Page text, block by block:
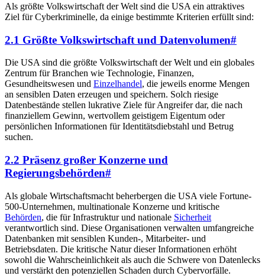
Als größte Volkswirtschaft der Welt sind die USA ein attraktives
Ziel für Cyberkriminelle, da einige bestimmte Kriterien erfüllt sind:
2.1 Größte Volkswirtschaft und Datenvolumen#
Die USA sind die größte Volkswirtschaft der Welt und ein globales
Zentrum für Branchen wie Technologie, Finanzen,
Gesundheitswesen und Einzelhandel, die jeweils enorme Mengen
an sensiblen Daten erzeugen und speichern. Solch riesige
Datenbestände stellen lukrative Ziele für Angreifer dar, die nach
finanziellem Gewinn, wertvollem geistigem Eigentum oder
persönlichen Informationen für Identitätsdiebstahl und Betrug
suchen.
2.2 Präsenz großer Konzerne und
Regierungsbehörden#
Als globale Wirtschaftsmacht beherbergen die USA viele Fortune-
500-Unternehmen, multinationale Konzerne und kritische
Behörden, die für Infrastruktur und nationale Sicherheit
verantwortlich sind. Diese Organisationen verwalten umfangreiche
Datenbanken mit sensiblen Kunden-, Mitarbeiter- und
Betriebsdaten. Die kritische Natur dieser Informationen erhöht
sowohl die Wahrscheinlichkeit als auch die Schwere von Datenlecks
und verstärkt den potenziellen Schaden durch Cybervorfälle.